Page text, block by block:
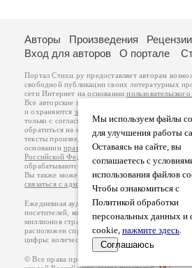
Мы используем файлы
для улучшения работы
Оставаясь на сайте, вы
соглашаетесь с
использования файлов
Чтобы ознакомиться с
Политикой обработки
персональных данных и
cookie, нажмите здесь.
Соглашаюсь
Авторы Произведения Рецензии
Вход для авторов
О портале
Портал Стихи.ру предоставляет авторам
свободной публикации своих литературных
сети Интернет на основании
Все авторские права на произведения
и охраняются законом
. Перепечатка
только с согласия его автора, к которому вы
обратиться на его авторской странице.
тексты произведений авторы несут
основанииправил публикациии
Российской Федерации
обрабатываются на основанииПолитики
Вы также можете посмотреть более
связаться с администрацией
Ежедневная аудитория портала Стихи.ру –
посетителей, которые в общей сумме
миллионов страниц по данным счетчика
расположен справа от этого текста. В каждой
цифры: количество просмотров и количество
© Все права принадлежат авторам, 2000-